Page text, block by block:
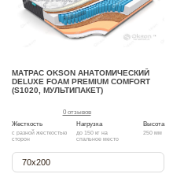
МАТРАС OKSON АНАТОМИЧЕСКИЙ
DELUXE FOAM PREMIUM COMFORT
(S1020, МУЛЬТИПАКЕТ)
0 отзывов
Жесткость
с разной жесткостью
сторон
Нагрузка
до 150 кг на
спальное место
Высота
250 мм
70х200